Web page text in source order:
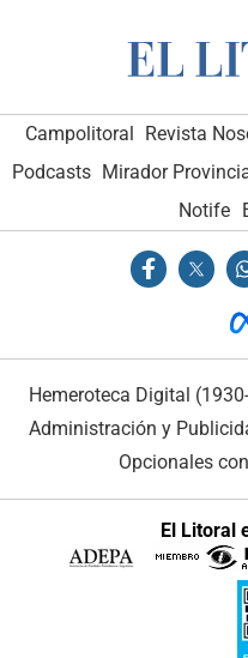
Campolitoral Revista
Podcasts Mirador
Notife
Hemeroteca Digital
Administración y
Opcionales
El Litoral